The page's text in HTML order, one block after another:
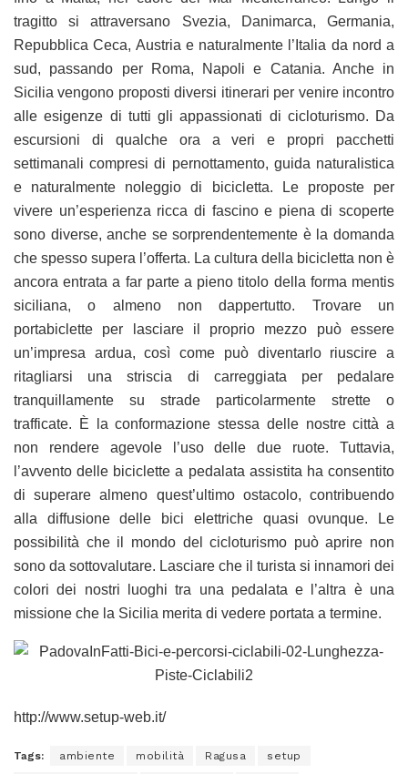
tragitto si attraversano Svezia, Danimarca, Germania,
Repubblica Ceca, Austria e naturalmente l’Italia da nord a
sud, passando per Roma, Napoli e Catania. Anche in
Sicilia vengono proposti diversi itinerari per venire incontro
alle esigenze di tutti gli appassionati di cicloturismo. Da
escursioni di qualche ora a veri e propri pacchetti
settimanali compresi di pernottamento, guida naturalistica
e naturalmente noleggio di bicicletta. Le proposte per
vivere un’esperienza ricca di fascino e piena di scoperte
sono diverse, anche se sorprendentemente è la domanda
che spesso supera l’offerta. La cultura della bicicletta non è
ancora entrata a far parte a pieno titolo della forma mentis
siciliana, o almeno non dappertutto. Trovare un
portabiclette per lasciare il proprio mezzo può essere
un’impresa ardua, così come può diventarlo riuscire a
ritagliarsi una striscia di carreggiata per pedalare
tranquillamente su strade particolarmente strette o
trafficate. È la conformazione stessa delle nostre città a
non rendere agevole l’uso delle due ruote. Tuttavia,
l’avvento delle biciclette a pedalata assistita ha consentito
di superare almeno quest’ultimo ostacolo, contribuendo
alla diffusione delle bici elettriche quasi ovunque. Le
possibilità che il mondo del cicloturismo può aprire non
sono da sottovalutare. Lasciare che il turista si innamori dei
colori dei nostri luoghi tra una pedalata e l’altra è una
missione che la Sicilia merita di vedere portata a termine.
http://www.setup-web.it/
Tags: ambiente mobilità Ragusa setup